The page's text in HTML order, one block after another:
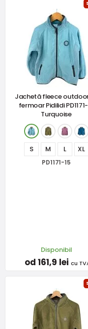
Jachetă fleece
fermoar Pidilidi
Turquoise
S M L XL
PD1171-15
Disponibil
od 161,9 lei cu